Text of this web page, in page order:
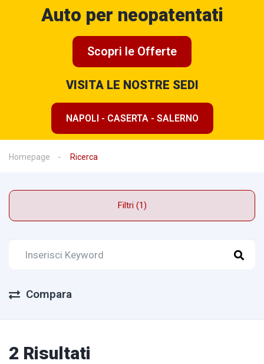
Auto per neopatentati
Scopri le Offerte
VISITA LE NOSTRE SEDI
NAPOLI - CASERTA - SALERNO
Homepage Ricerca
Filtri (1)
Compara
2 Risultati